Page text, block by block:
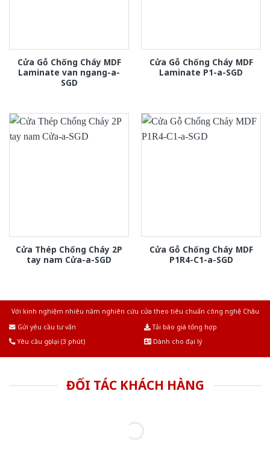
Cửa Gỗ Chống Cháy MDF
Laminate van ngang-a-
SGD
Cửa Gỗ Chống Cháy MDF
Laminate P1-a-SGD
Cửa Thép Chống Cháy 2P
tay nam Cửa-a-SGD
Cửa Gỗ Chống Cháy MDF
P1R4-C1-a-SGD
Với kinh nghiệm nhiêu năm nghiên cứu cửa theo tiêu chuẩn công nghệ Châu
Gửi yêu cầu tư vấn
Tải báo giá tổng hợp
Yêu cầu gọi lại (3 phút)
Dành cho đại lý
ĐỐI TÁC KHÁCH HÀNG